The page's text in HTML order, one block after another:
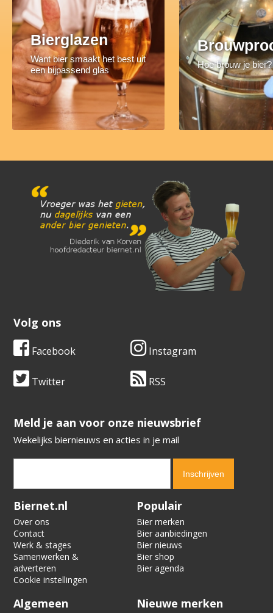
Bierglazen
Want bier smaakt het best uit
een bijpassend glas
Hoe brouw je bier?
Volg ons
Facebook Instagram
Twitter RSS
​​​​​​​Meld je aan voor onze nieuwsbrief
Wekelijks biernieuws en acties in je mail
Verification code:
Biernet.nl
Over ons
Contact
Werk & stages
Samenwerken &
adverteren
Cookie instellingen
Populair
Bier merken
Bier aanbiedingen
Bier nieuws
Bier shop
Bier agenda
Algemeen Nieuwe merken